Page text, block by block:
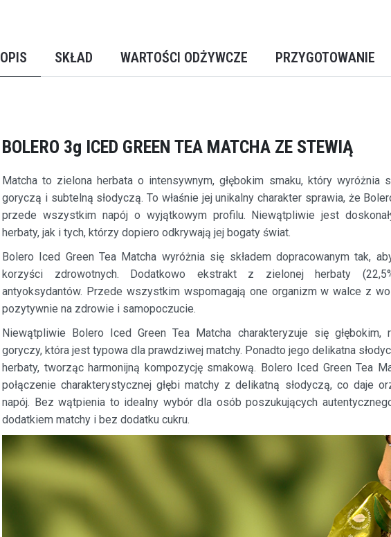
OPIS
BOLERO 3g ICED GREEN TEA MATCHA ZE STEWIĄ
Matcha to zielona herbata o intensywnym, głębokim smaku, który wyróżnia
goryczą i subtelną słodyczą. To właśnie jej unikalny charakter sprawia, że
przede wszystkim napój o wyjątkowym profilu. Niewątpliwie jest
herbaty, jak i tych, którzy dopiero odkrywają jej bogaty świat.
Bolero Iced Green Tea Matcha wyróżnia się składem dopracowanym tak,
korzyści zdrowotnych. Dodatkowo ekstrakt z zielonej herbaty
antyoksydantów. Przede wszystkim wspomagają one organizm w walce z
pozytywnie na zdrowie i samopoczucie.
Niewątpliwie Bolero Iced Green Tea Matcha charakteryzuje się głębokim,
goryczy, która jest typowa dla prawdziwej matchy. Ponadto jego delikatna
herbaty, tworząc harmonijną kompozycję smakową. Bolero Iced Green Tea
połączenie charakterystycznej głębi matchy z delikatną słodyczą, co daje
napój. Bez wątpienia to idealny wybór dla osób poszukujących
dodatkiem matchy i bez dodatku cukru.
SKŁAD WARTOŚCI ODŻYWCZE PRZYGOTOWANIE